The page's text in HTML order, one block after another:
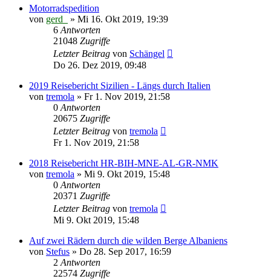
Motorradspedition
von gerd_ » Mi 16. Okt 2019, 19:39
6 Antworten
21048 Zugriffe
Letzter Beitrag von Schängel
Do 26. Dez 2019, 09:48
2019 Reisebericht Sizilien - Längs durch Italien
von tremola » Fr 1. Nov 2019, 21:58
0 Antworten
20675 Zugriffe
Letzter Beitrag von tremola
Fr 1. Nov 2019, 21:58
2018 Reisebericht HR-BIH-MNE-AL-GR-NMK
von tremola » Mi 9. Okt 2019, 15:48
0 Antworten
20371 Zugriffe
Letzter Beitrag von tremola
Mi 9. Okt 2019, 15:48
Auf zwei Rädern durch die wilden Berge Albaniens
von Stefus » Do 28. Sep 2017, 16:59
2 Antworten
22574 Zugriffe